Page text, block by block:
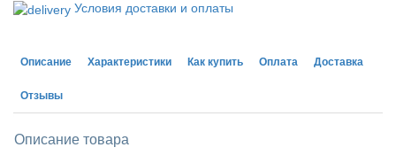
Условия доставки и оплаты
Описание Характеристики Как купить Оплата Доставка
Отзывы
Описание товара